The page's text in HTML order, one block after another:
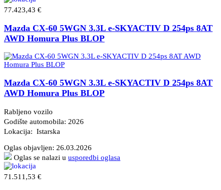
77.423,43 €
Mazda CX-60 5WGN 3.3L e-SKYACTIV D 254ps 8AT
AWD Homura Plus BLOP
Mazda CX-60 5WGN 3.3L e-SKYACTIV D 254ps 8AT
AWD Homura Plus BLOP
Rabljeno vozilo
Godište automobila: 2026
Lokacija: Istarska
Oglas objavljen: 26.03.2026
Oglas se nalazi u usporedbi oglasa
71.511,53 €